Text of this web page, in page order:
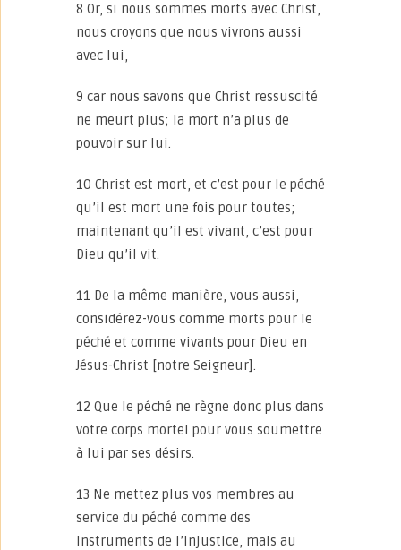
8 Or, si nous sommes morts avec Christ,
nous croyons que nous vivrons aussi
avec lui,
9 car nous savons que Christ ressuscité
ne meurt plus; la mort n’a plus de
pouvoir sur lui.
10 Christ est mort, et c’est pour le péché
qu’il est mort une fois pour toutes;
maintenant qu’il est vivant, c’est pour
Dieu qu’il vit.
11 De la même manière, vous aussi,
considérez-vous comme morts pour le
péché et comme vivants pour Dieu en
Jésus-Christ [notre Seigneur].
12 Que le péché ne règne donc plus dans
votre corps mortel pour vous soumettre
à lui par ses désirs.
13 Ne mettez plus vos membres au
service du péché comme des
instruments de l’injustice, mais au